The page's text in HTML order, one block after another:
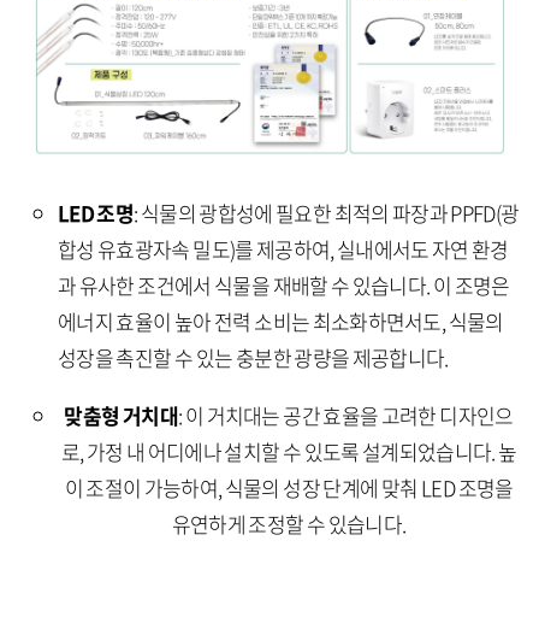
LED 조명: 식물의 광합성에 필요한 최적의 파장과 PPFD(광
합성 유효광자속 밀도)를 제공하여, 실내에서도 자연 환경
과 유사한 조건에서 식물을 재배할 수 있습니다. 이 조명은
에너지 효율이 높아 전력 소비는 최소화하면서도, 식물의
성장을 촉진할 수 있는 충분한 광량을 제공합니다.
맞춤형 거치대: 이 거치대는 공간 효율을 고려한 디자인으
로, 가정 내 어디에나 설치할 수 있도록 설계되었습니다. 높
이 조절이 가능하여, 식물의 성장 단계에 맞춰 LED 조명을
유연하게 조정할 수 있습니다.